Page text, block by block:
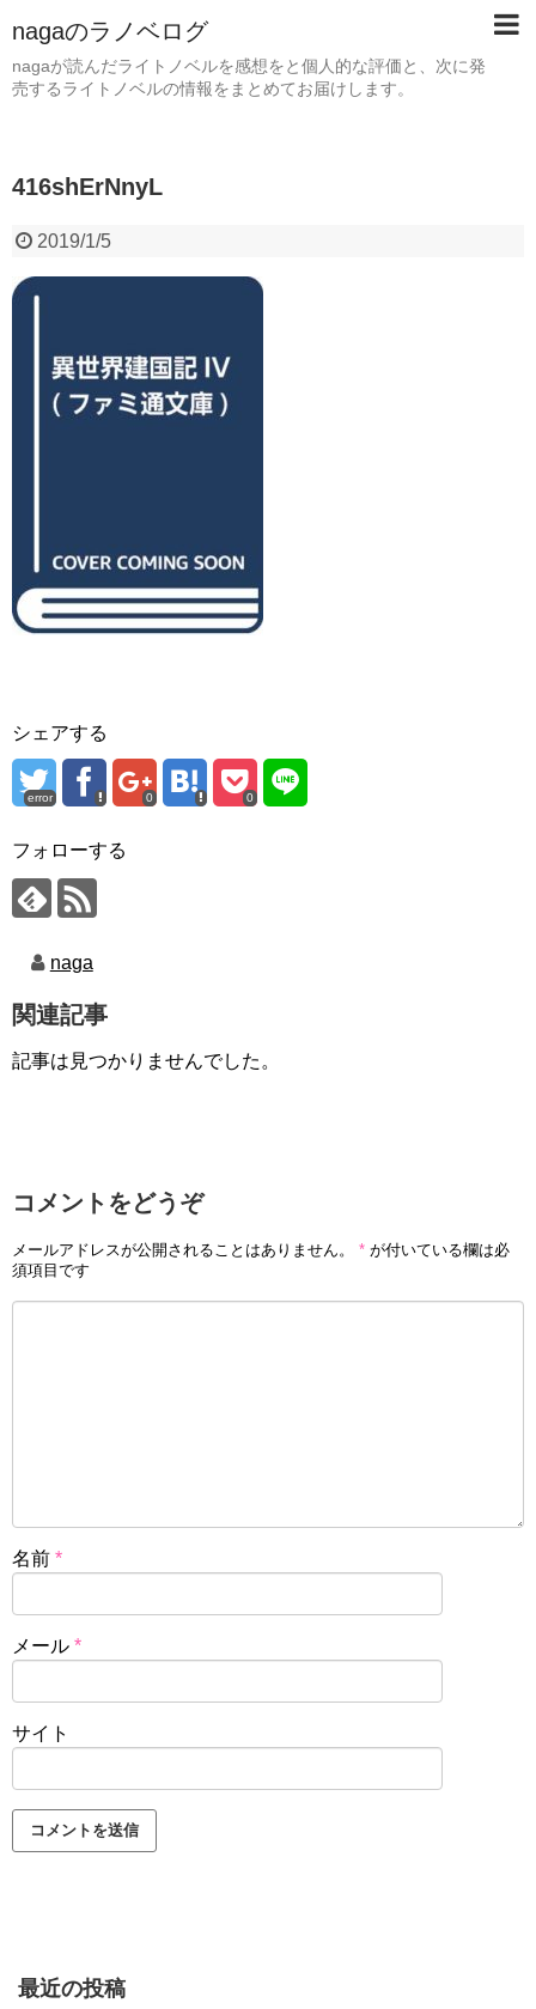
nagaのラノベログ
nagaが読んだライトノベルを感想をと個人的な評価と、次に発
売するライトノベルの情報をまとめてお届けします。
416shErNnyL
2019/1/5
シェアする
error 0 0
フォローする
naga
関連記事
記事は見つかりませんでした。
コメントをどうぞ
メールアドレスが公開されることはありません。 * が付いている欄は必
須項目です
名前 *
メール *
サイト
最近の投稿